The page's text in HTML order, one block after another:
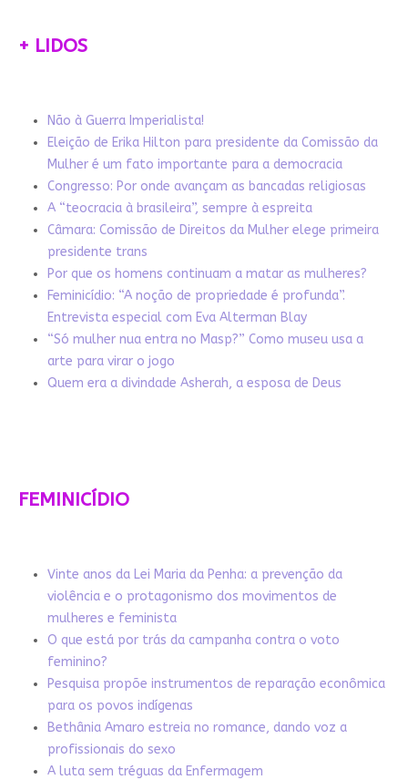
+ LIDOS
Não à Guerra Imperialista!
Eleição de Erika Hilton para presidente da Comissão da
Mulher é um fato importante para a democracia
Congresso: Por onde avançam as bancadas religiosas
A “teocracia à brasileira”, sempre à espreita
Câmara: Comissão de Direitos da Mulher elege primeira
presidente trans
Por que os homens continuam a matar as mulheres?
Feminicídio: “A noção de propriedade é profunda”.
Entrevista especial com Eva Alterman Blay
“Só mulher nua entra no Masp?” Como museu usa a
arte para virar o jogo
Quem era a divindade Asherah, a esposa de Deus
FEMINICÍDIO
Vinte anos da Lei Maria da Penha: a prevenção da
violência e o protagonismo dos movimentos de
mulheres e feminista
O que está por trás da campanha contra o voto
feminino?
Pesquisa propõe instrumentos de reparação econômica
para os povos indígenas
Bethânia Amaro estreia no romance, dando voz a
profissionais do sexo
A luta sem tréguas da Enfermagem